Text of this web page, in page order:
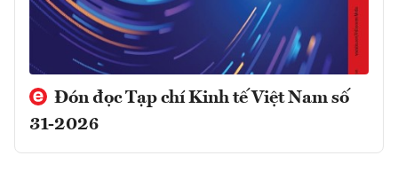
Đón đọc Tạp chí Kinh tế Việt Nam số
31-2026